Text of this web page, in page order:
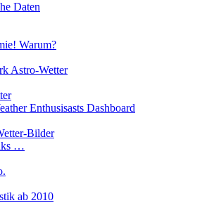
Daten
Warum?
Astro-Wetter
Enthusisasts Dashboard
Bilder
…
ab 2010